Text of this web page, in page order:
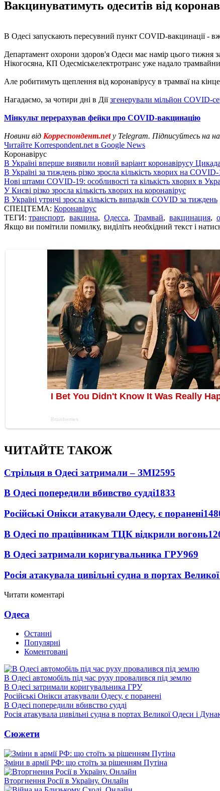
Вакцинуватимуть одеситів від
В Одесі запускають пересувний пункт COVID-вакцинації -
Департамент охорони здоров'я Одеси має намір цього тижня
Нікогосяна, КП Одесміськелектротранс уже надало
Але робитимуть щеплення від коронавірусу в трамваї на
Нагадаємо, за чотири дні в Діїзгенерували мільйон COVID-
Мінкульт перерахував фейки про COVID-вакцинацію
Новини від Корреспондент.netу Telegram. Підписуйтесь на
Читайте Korrespondent.net в Google News
Коронавірус
В Україні вперше виявили новий варіант коронавірусу Цикада
В Україні за тиждень різко зросла кількість хворих на
Нові штами COVID-19: особливості та кількість хворих в
У Києві різко зросла кількість хворих на коронавірус
В Україні утричі зросла кількість випадків COVID за тиждень
СПЕЦТЕМА: Коронавірус
ТЕГИ: транспорт, вакцина, Одесса, Трамвай, вакцинация,
Якщо ви помітили помилку, виділіть необхідний текст і
ЧИТАЙТЕ ТАКОЖ
Стрільця в Одесі затримали – ЗМІ2595
В Одесі попередили вбивство судді1833
Російські Онікси атакували Одесу, є поранені
В Одесі по працівникам ТЦК відкрили вогонь
В Одесі затримали коригувальника ГРУ969
Росія атакувала цивільні судна в портах
Читати коментарі
Одеса
Останні
Популярні
Коментовані
В Одесі автомобіль під час руху провалився під землю
В Одесі затримали коригувальника ГРУ
Російські Онікси атакували Одесу, є поранені
В Одесі попередили вбивство судді
Росія атакувала цивільні судна в портах Великої Одеси і
Сюжети
Зміни в армії РФ: що стоїть за рішенням Путіна
Вторгнення Росії в Україну. Онлайн